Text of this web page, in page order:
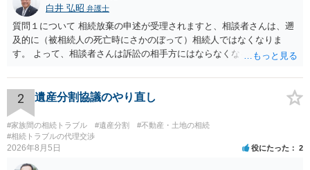
白井 弘昭 弁護士
質問１について 相続放棄の申述が受理されますと、相談者さんは、遡
及的に（被相続人の死亡時にさかのぼって）相続人ではなくなりま
す。 よって、相談者さんは訴訟の相手方にはならなくなるので（明け
理証明を家庭裁判所で取得し、コピーを答弁書に添えて裁判所に提出
してください。 質問２について 請求棄却を求める答弁書を提出すれ
ば、第１回期日は出席する必要がありません。その日は差支え（用事
があり出席できない）との記載で十分です。 質問３について 弁護士で
はないので、ｍｉｎｔｓでの提出の必要は無いと思います。郵送（期
限までに届けばよい）で十分です。 詳細は、書面記載の裁判所書記官
にお問い合わせください。 以上、ご参考まで。
2 遺産分割協議のやり直し
#家族間の相続トラブル #遺産分割
#不動産・土地の相続
#相続トラブルの代理交渉
2026年8月5日 役にたった 2